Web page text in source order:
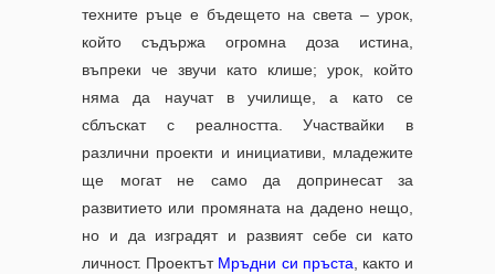
техните ръце е бъдещето на света – урок,
който съдържа огромна доза истина,
въпреки че звучи като клише; урок, който
няма да научат в училище, а като се
сблъскат с реалността. Участвайки в
различни проекти и инициативи, младежите
ще могат не само да допринесат за
развитието или промяната на дадено нещо,
но и да изградят и развият себе си като
личност. Проектът Мръдни си пръста, както и